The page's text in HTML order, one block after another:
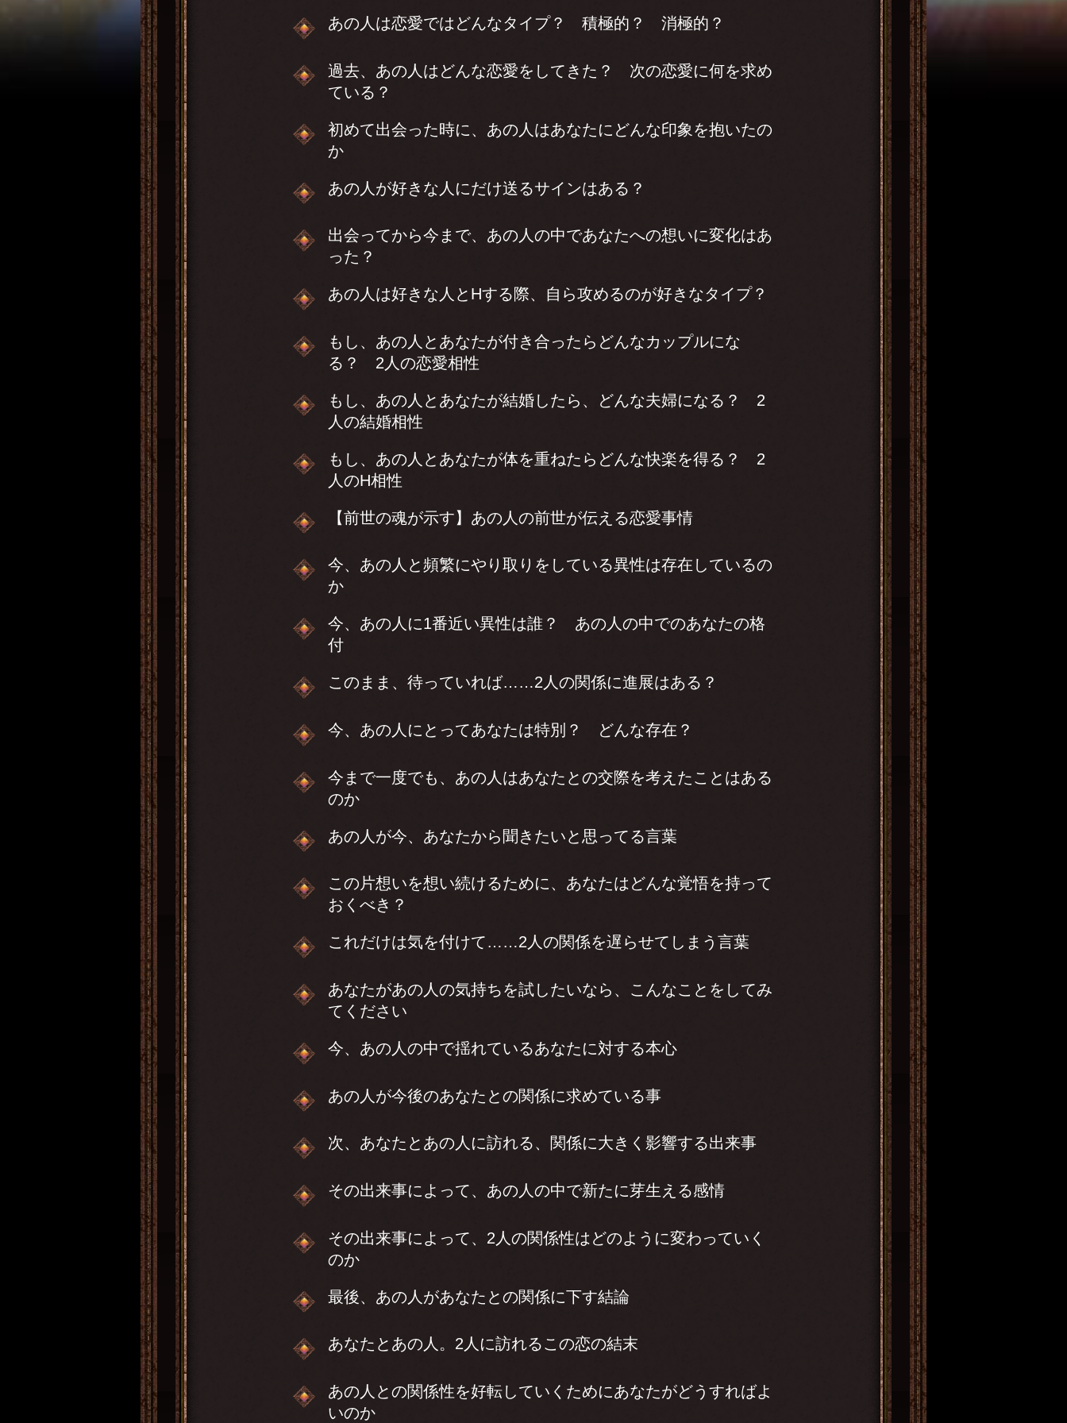
あの人は恋愛ではどんなタイプ？ 積極的？ 消極的？
過去、あの人はどんな恋愛をしてきた？ 次の恋愛に何を求め
ている？
初めて出会った時に、あの人はあなたにどんな印象を抱いたの
か
あの人が好きな人にだけ送るサインはある？
出会ってから今まで、あの人の中であなたへの想いに変化はあ
った？
あの人は好きな人とHする際、自ら攻めるのが好きなタイプ？
もし、あの人とあなたが付き合ったらどんなカップルにな
る？ 2人の恋愛相性
もし、あの人とあなたが結婚したら、どんな夫婦になる？ 2
人の結婚相性
もし、あの人とあなたが体を重ねたらどんな快楽を得る？ 2
人のH相性
【前世の魂が示す】あの人の前世が伝える恋愛事情
今、あの人と頻繁にやり取りをしている異性は存在しているの
か
今、あの人に1番近い異性は誰？ あの人の中でのあなたの格
付
このまま、待っていれば……2人の関係に進展はある？
今、あの人にとってあなたは特別？ どんな存在？
今まで一度でも、あの人はあなたとの交際を考えたことはある
のか
あの人が今、あなたから聞きたいと思ってる言葉
この片想いを想い続けるために、あなたはどんな覚悟を持って
おくべき？
これだけは気を付けて……2人の関係を遅らせてしまう言葉
あなたがあの人の気持ちを試したいなら、こんなことをしてみ
てください
今、あの人の中で揺れているあなたに対する本心
あの人が今後のあなたとの関係に求めている事
次、あなたとあの人に訪れる、関係に大きく影響する出来事
その出来事によって、あの人の中で新たに芽生える感情
その出来事によって、2人の関係性はどのように変わっていく
のか
最後、あの人があなたとの関係に下す結論
あなたとあの人。2人に訪れるこの恋の結末
あの人との関係性を好転していくためにあなたがどうすればよ
いのか